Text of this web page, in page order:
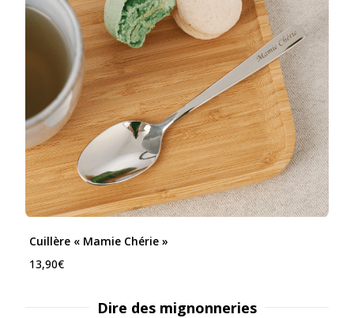
Cuillère « Mamie Chérie »
13,90€
Dire des mignonneries